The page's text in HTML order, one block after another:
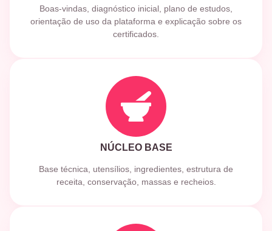
Boas-vindas, diagnóstico inicial, plano de estudos,
orientação de uso da plataforma e explicação sobre os
certificados.
NÚCLEO BASE
Base técnica, utensílios, ingredientes, estrutura de
receita, conservação, massas e recheios.